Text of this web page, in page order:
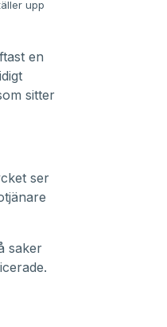
upp
en
sitter
ser
saker